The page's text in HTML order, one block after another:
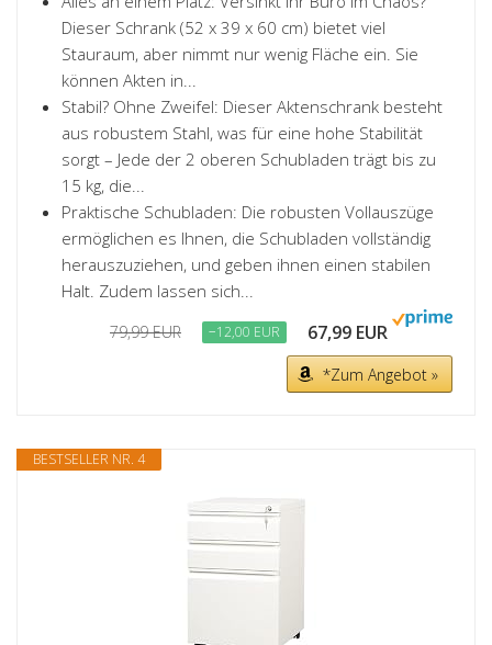
Dieser Schrank (52 x 39 x 60 cm) bietet viel
Stauraum, aber nimmt nur wenig Fläche ein. Sie
können Akten in...
Stabil? Ohne Zweifel: Dieser Aktenschrank besteht
aus robustem Stahl, was für eine hohe Stabilität
sorgt – Jede der 2 oberen Schubladen trägt bis zu
15 kg, die...
Praktische Schubladen: Die robusten Vollauszüge
ermöglichen es Ihnen, die Schubladen vollständig
herauszuziehen, und geben ihnen einen stabilen
Halt. Zudem lassen sich...
79,99 EUR −12,00 EUR 67,99 EUR
*Zum Angebot »
BESTSELLER NR. 4